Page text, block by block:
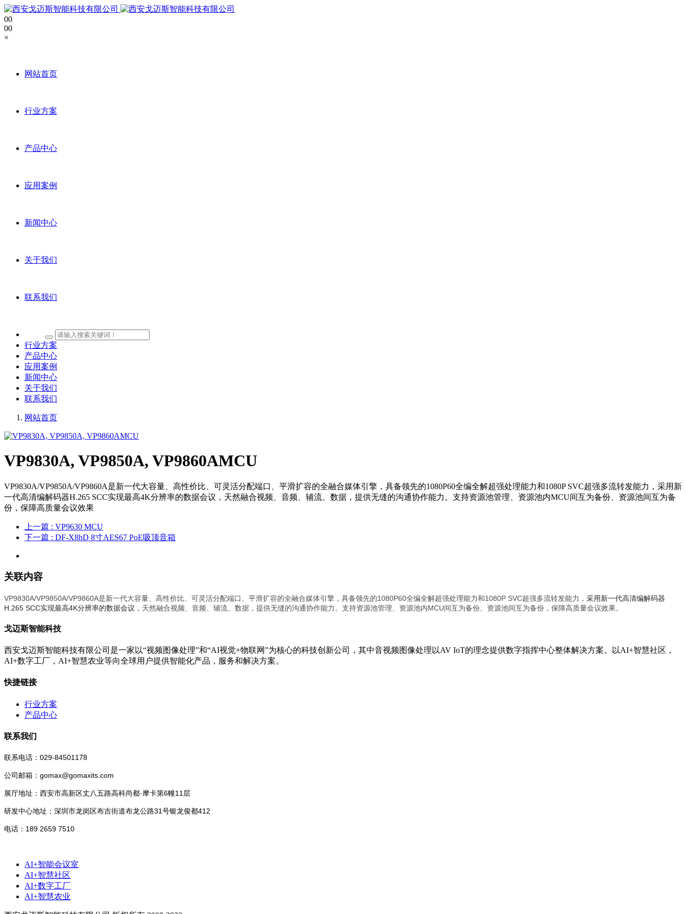
00
00
×
网站首页
行业方案
产品中心
应用案例
新闻中心
关于我们
联系我们
行业方案
产品中心
应用案例
新闻中心
关于我们
联系我们
网站首页
VP9830A, VP9850A, VP9860AMCU
VP9830A/VP9850A/VP9860A是新一代大容量、高性价比、可灵活分配端口、平滑扩容的全融合媒体引擎，具备领先的1080P60全编全解超强处理能力和1080P SVC超强多流转发能力，采用新
一代高清编解码器H.265 SCC实现最高4K分辨率的数据会议，天然融合视频、音频、辅流、数据，提供无缝的沟通协作能力。支持资源池管理、资源池内MCU间互为备份、资源池间互为备
份，保障高质量会议效果
上一篇 : VP9630 MCU
下一篇 : DF-X8hD 8寸AES67 PoE吸顶音箱
关联内容
VP9830A/VP9850A/VP9860A是新一代大容量、高性价比、可灵活分配端口、平滑扩容的全融合媒体引擎，具备领先的1080P60全编全解超强处理能力和1080P SVC超强多流转发能力， 采用新一代高清编解码器
H.265 SCC实现最高4K分辨率的数据会议， 天然融合视频、音频、辅流、数据，提供无缝的沟通协作能力。支持资源池管理、资源池内MCU间互为备份、资源池间互为备份，保障高质量会议效果。
戈迈斯智能科技
西安戈迈斯智能科技有限公司是一家以“视频图像处理”和“AI视觉+物联网”为核心的科技创新公司，其中音视频图像处理以AV IoT的理念提供数字指挥中心整体解决方案。以AI+智慧社区，
AI+数字工厂，AI+智慧农业等向全球用户提供智能化产品，服务和解决方案。
快捷链接
行业方案
产品中心
联系我们
联系电话：029-84501178
公司邮箱：gomax@gomaxits.com
展厅地址：西安市高新区丈八五路高科尚都·摩卡第6幢11层
研发中心地址：深圳市龙岗区布吉街道布龙公路31号银龙俊都412
电话：189 2659 7510
AI+智能会议室
AI+智慧社区
AI+数字工厂
AI+智慧农业